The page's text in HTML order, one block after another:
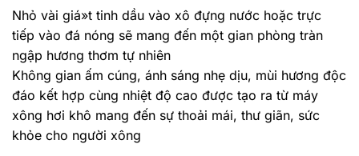
Nhỏ vài giá»t tinh dầu vào xô đựng nước hoặc trực
tiếp vào đá nóng sẽ mang đến một gian phòng tràn
ngập hương thơm tự nhiên
Không gian ấm cúng, ánh sáng nhẹ dịu, mùi hương độc
đáo kết hợp cùng nhiệt độ cao được tạo ra từ máy
xông hơi khô mang đến sự thoải mái, thư giãn, sức
khỏe cho người xông